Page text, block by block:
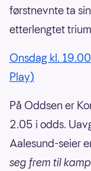
førstnevnte ta
etterlengtet
Onsdag kl.
Play)
På Oddsen er
2.05 i odds.
Aalesund-seier
seg frem til